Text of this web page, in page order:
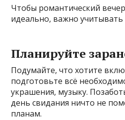
Чтобы романтический
идеально, важно
Планируйте
Подумайте, что хотите
подготовьте всё
украшения, музыку.
день свидания ничто не
планам.